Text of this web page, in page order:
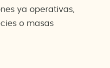
ya operativas,
o masas